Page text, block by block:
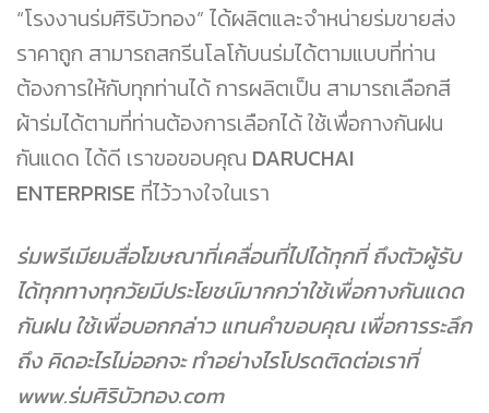
“โรงงานร่มศิริบัวทอง” ได้ผลิตและจำหน่ายร่มขายส่ง
ราคาถูก สามารถสกรีนโลโก้บนร่มได้ตามแบบที่ท่าน
ต้องการให้กับทุกท่านได้ การผลิตเป็น สามารถเลือกสี
ผ้าร่มได้ตามที่ท่านต้องการเลือกได้ ใช้เพื่อกางกันฝน
กันแดด ได้ดี เราขอขอบคุณ DARUCHAI
ENTERPRISE ที่ไว้วางใจในเรา
ร่มพรีเมียมสื่อโฆษณาที่เคลื่อนที่ไปได้ทุกที่ ถึงตัวผู้รับ
ได้ทุกทางทุกวัยมีประโยชน์มากกว่าใช้เพื่อกางกันแดด
กันฝน ใช้เพื่อบอกกล่าว แทนคำขอบคุณ เพื่อการระลึก
ถึง คิดอะไรไม่ออกจะ ทำอย่างไรโปรดติดต่อเราที่
www.ร่มศิริบัวทอง.com